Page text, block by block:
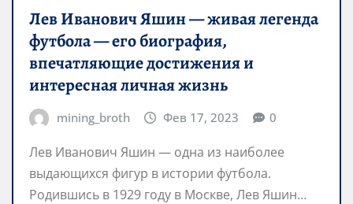
Лев Иванович Яшин — живая легенда
футбола — его биография,
впечатляющие достижения и
интересная личная жизнь
mining_broth Фев 17, 2023 0
Лев Иванович Яшин — одна из наиболее
выдающихся фигур в истории футбола.
Родившись в 1929 году в Москве, Лев Яшин…